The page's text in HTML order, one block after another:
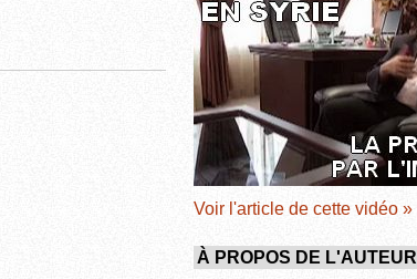
Voir l'article de cette vidéo »
À PROPOS DE L'AUTEUR